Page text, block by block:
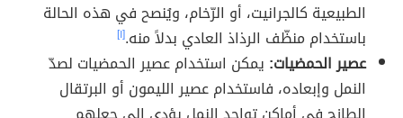
الطبيعية كالجرانيت، أو الرّخام، ويُنصح في هذه الحالة
باستخدام منظّف الرذاذ العادي بدلاً منه.[١]
عصير الحمضيات: يمكن استخدام عصير الحمضيات لصدّ
النمل وإبعاده، فاستخدام عصير الليمون أو البرتقال